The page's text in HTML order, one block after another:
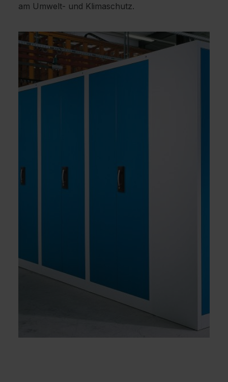
am Umwelt- und Klimaschutz.